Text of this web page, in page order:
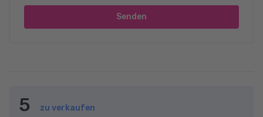
Senden
5 zu verkaufen